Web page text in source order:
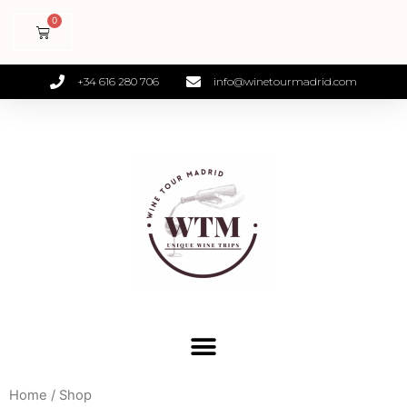
+34 616 280 706 info@winetourmadrid.com
Home / Shop